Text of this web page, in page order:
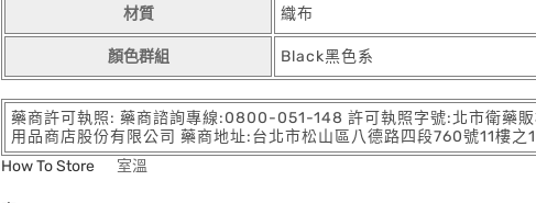
材質 織布
顏色群組 Black黑色系
藥商許可執照: 藥商諮詢專線:0800-051-148 許可執照字號:北市衛藥
用品商店股份有限公司 藥商地址:台北市松山區八德路四段760號11樓
How To Store
室溫